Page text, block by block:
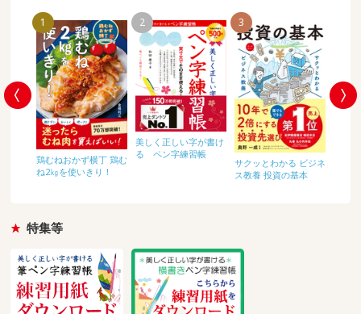
鶏むねおかず横丁 鶏む
ね2㎏を使いきり！
1
美しく正しい字が書け
る ペン字練習帳
2
サクッとわかる ビジネ
ス教養 投資の基本
3
特集等